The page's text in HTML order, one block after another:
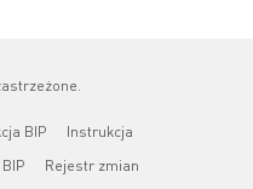
BIP
Instrukcja
Rejestr zmian